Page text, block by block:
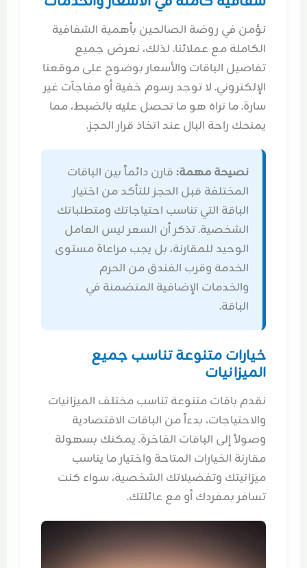
نؤمن في روضة الصالحين بأهمية الشفافية
الكاملة مع عملائنا. لذلك، نعرض جميع
تفاصيل الباقات والأسعار بوضوح على موقعنا
الإلكتروني. لا توجد رسوم خفية أو مفاجآت غير
سارة. ما تراه هو ما تحصل عليه بالضبط، مما
يمنحك راحة البال عند اتخاذ قرار الحجز.
نصيحة مهمة:قارن دائماً بين الباقات
المختلفة قبل الحجز للتأكد من اختيار
الباقة التي تناسب احتياجاتك ومتطلباتك
الشخصية. تذكر أن السعر ليس العامل
الوحيد للمقارنة، بل يجب مراعاة مستوى
الخدمة وقرب الفندق من الحرم
والخدمات الإضافية المتضمنة في
الباقة.
خيارات متنوعة تناسب جميع
الميزانيات
نقدم باقات متنوعة تناسب مختلف الميزانيات
والاحتياجات، بدءاً من الباقات الاقتصادية
وصولاً إلى الباقات الفاخرة. يمكنك بسهولة
مقارنة الخيارات المتاحة واختيار ما يناسب
ميزانيتك وتفضيلاتك الشخصية، سواء كنت
تسافر بمفردك أو مع عائلتك.